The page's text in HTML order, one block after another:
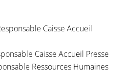
Caisse Accueil
Caisse Accueil Presse
Ressources Humaines